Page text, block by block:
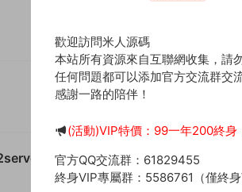
時彈出報錯
歡迎訪問米人源碼
本站所有資源來自互聯網收集，請
任何問題都可以添加官方交流群交
感謝一路的陪伴！
(活動)VIP特價：99一年200終身
官方QQ交流群：61829455
終身VIP專屬群：5586761（僅終身